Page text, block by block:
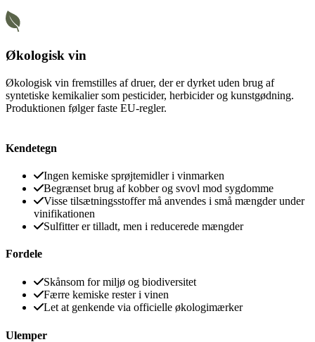
Økologisk vin
Økologisk vin fremstilles af druer, der er dyrket uden brug af
syntetiske kemikalier som pesticider, herbicider og kunstgødning.
Produktionen følger faste EU-regler.
Kendetegn
Ingen kemiske sprøjtemidler i vinmarken
Begrænset brug af kobber og svovl mod sygdomme
Visse tilsætningsstoffer må anvendes i små mængder under
vinifikationen
Sulfitter er tilladt, men i reducerede mængder
Fordele
Skånsom for miljø og biodiversitet
Færre kemiske rester i vinen
Let at genkende via officielle økologimærker
Ulemper